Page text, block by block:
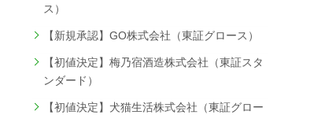
ス）
【新規承認】GO株式会社（東証グロース）
【初値決定】梅乃宿酒造株式会社（東証スタ
ンダード）
【初値決定】犬猫生活株式会社（東証グロー